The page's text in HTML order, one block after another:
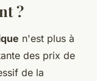
?
n'est plus à
des prix de
de la